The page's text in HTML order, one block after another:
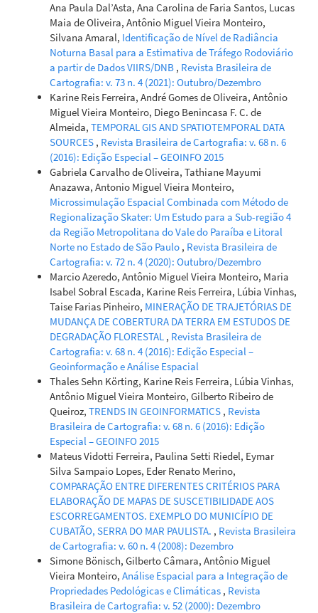
Ana Paula Dal’Asta, Ana Carolina de Faria Santos, Lucas
Maia de Oliveira, Antônio Miguel Vieira Monteiro,
Silvana Amaral, Identificação de Nível de Radiância
Noturna Basal para a Estimativa de Tráfego Rodoviário
a partir de Dados VIIRS/DNB , Revista Brasileira de
Cartografia: v. 73 n. 4 (2021): Outubro/Dezembro
Karine Reis Ferreira, André Gomes de Oliveira, Antônio
Miguel Vieira Monteiro, Diego Benincasa F. C. de
Almeida, TEMPORAL GIS AND SPATIOTEMPORAL DATA
SOURCES , Revista Brasileira de Cartografia: v. 68 n. 6
(2016): Edição Especial – GEOINFO 2015
Gabriela Carvalho de Oliveira, Tathiane Mayumi
Anazawa, Antonio Miguel Vieira Monteiro,
Microssimulação Espacial Combinada com Método de
Regionalização Skater: Um Estudo para a Sub-região 4
da Região Metropolitana do Vale do Paraíba e Litoral
Norte no Estado de São Paulo , Revista Brasileira de
Cartografia: v. 72 n. 4 (2020): Outubro/Dezembro
Marcio Azeredo, Antônio Miguel Vieira Monteiro, Maria
Isabel Sobral Escada, Karine Reis Ferreira, Lúbia Vinhas,
Taise Farias Pinheiro, MINERAÇÃO DE TRAJETÓRIAS DE
MUDANÇA DE COBERTURA DA TERRA EM ESTUDOS DE
DEGRADAÇÃO FLORESTAL , Revista Brasileira de
Cartografia: v. 68 n. 4 (2016): Edição Especial –
Geoinformação e Análise Espacial
Thales Sehn Körting, Karine Reis Ferreira, Lúbia Vinhas,
Antônio Miguel Vieira Monteiro, Gilberto Ribeiro de
Queiroz, TRENDS IN GEOINFORMATICS , Revista
Brasileira de Cartografia: v. 68 n. 6 (2016): Edição
Especial – GEOINFO 2015
Mateus Vidotti Ferreira, Paulina Setti Riedel, Eymar
Silva Sampaio Lopes, Eder Renato Merino,
COMPARAÇÃO ENTRE DIFERENTES CRITÉRIOS PARA
ELABORAÇÃO DE MAPAS DE SUSCETIBILIDADE AOS
ESCORREGAMENTOS. EXEMPLO DO MUNICÍPIO DE
CUBATÃO, SERRA DO MAR PAULISTA. , Revista Brasileira
de Cartografia: v. 60 n. 4 (2008): Dezembro
Simone Bönisch, Gilberto Câmara, Antônio Miguel
Vieira Monteiro, Análise Espacial para a Integração de
Propriedades Pedológicas e Climáticas , Revista
Brasileira de Cartografia: v. 52 (2000): Dezembro